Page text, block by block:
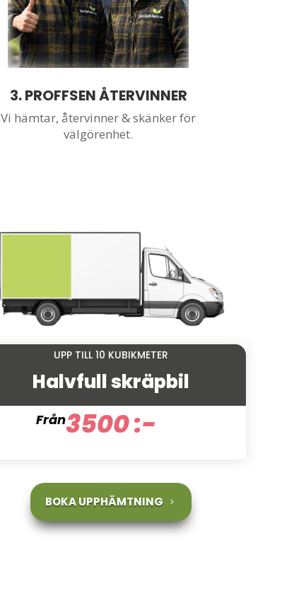
3. PROFFSEN ÅTERVINNER
Vi hämtar,återvinner & skänker för
välgörenhet.
UPP TILL 10 KUBIKMETER
Halvfull skräpbil
Från3500 :-
BOKA UPPHÄMTNING